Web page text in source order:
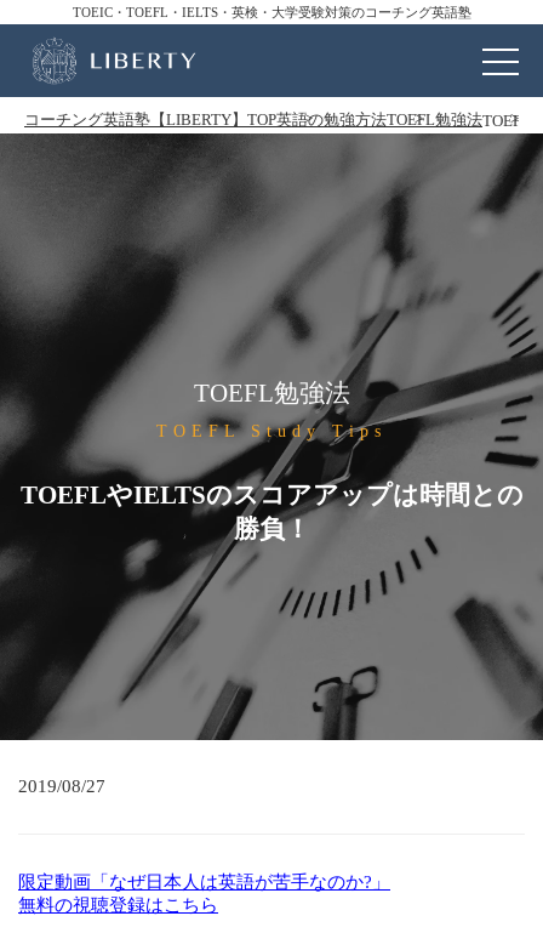
TOEIC・TOEFL・IELTS・英検・大学受験対策のコーチング英語塾
コーチング英語塾【LIBERTY】TOP英語の勉強方法TOEFL勉強法TOEFL
TOEFL勉強法
TOEFL Study Tips
TOEFLやIELTSのスコアアップは時間との
勝負！
2019/08/27
限定動画「なぜ日本人は英語が苦手なのか?」
無料の視聴登録はこちら